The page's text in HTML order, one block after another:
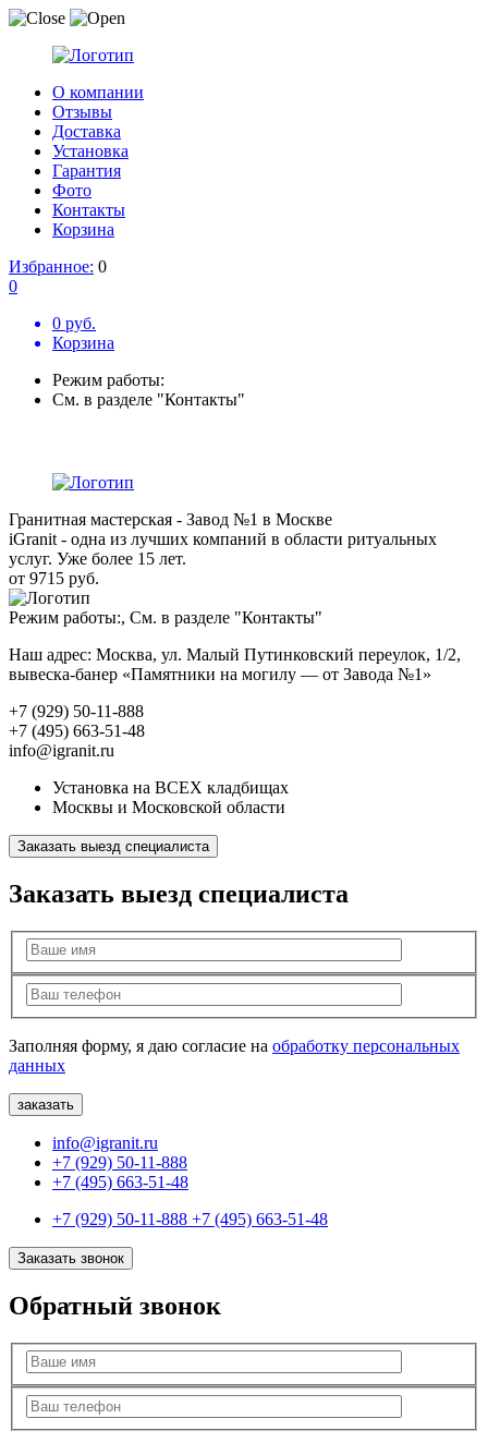
О компании
Отзывы
Доставка
Установка
Гарантия
Фото
Контакты
Корзина
Избранное: 0
0
0 руб.
Корзина
Режим работы:
См. в разделе "Контакты"
Гранитная мастерская - Завод №1 в Москве
iGranit - одна из лучших компаний в области ритуальных
услуг. Уже более 15 лет.
от 9715 руб.
Режим работы:, См. в разделе "Контакты"
Наш адрес: Москва, ул. Малый Путинковский переулок, 1/2,
вывеска-банер «Памятники на могилу — от Завода №1»
+7 (929) 50-11-888
+7 (495) 663-51-48
info@igranit.ru
Установка на ВСЕХ кладбищах
Москвы и Московской области
Заказать выезд специалиста
Заказать выезд специалиста
Заполняя форму, я даю согласие на обработку персональных
данных
info@igranit.ru
+7 (929) 50-11-888
+7 (495) 663-51-48
+7 (929) 50-11-888 +7 (495) 663-51-48
Заказать звонок
Обратный звонок